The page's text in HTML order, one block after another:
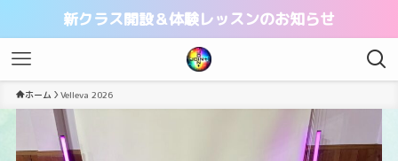
新クラス開設＆体験レッスンのお知らせ
ホーム Velleva 2026